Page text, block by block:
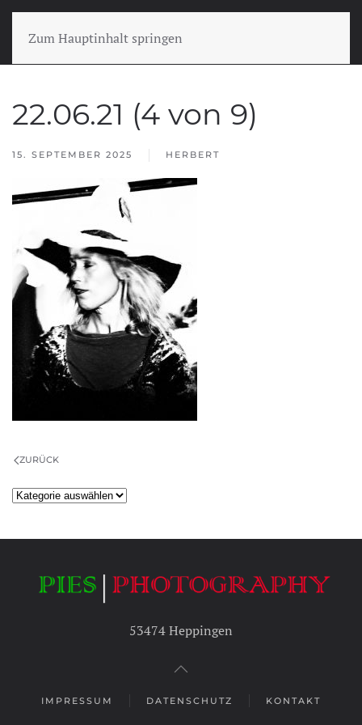
Zum Hauptinhalt springen
22.06.21 (4 von 9)
15. SEPTEMBER 2025 HERBERT
ZURÜCK
Kategorien
53474 Heppingen
IMPRESSUM DATENSCHUTZ KONTAKT